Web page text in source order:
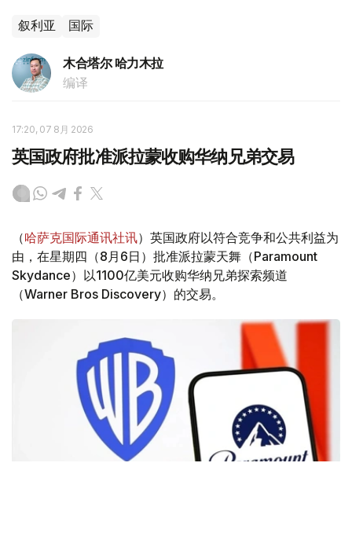
叙利亚 国际
木合塔尔 哈力木拉
编译
17:20, 07 8月 2026
英国政府批准派拉蒙收购华纳兄弟交易
（哈萨克国际通讯社讯）英国政府以符合竞争和公共利益为
由，在星期四（8月6日）批准派拉蒙天舞（Paramount
Skydance）以1100亿美元收购华纳兄弟探索频道
（Warner Bros Discovery）的交易。